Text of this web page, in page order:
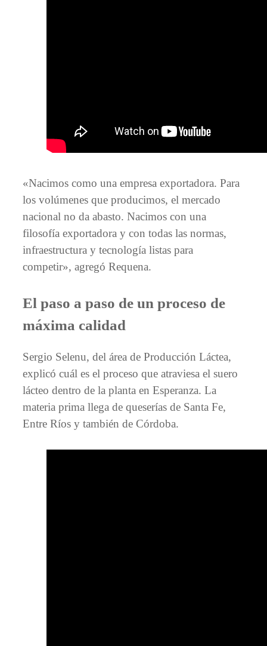
«Nacimos como una empresa exportadora. Para
los volúmenes que producimos, el mercado
nacional no da abasto. Nacimos con una
filosofía exportadora y con todas las normas,
infraestructura y tecnología listas para
competir», agregó Requena.
El paso a paso de un proceso de
máxima calidad
Sergio Selenu, del área de Producción Láctea,
explicó cuál es el proceso que atraviesa el suero
lácteo dentro de la planta en Esperanza. La
materia prima llega de queserías de Santa Fe,
Entre Ríos y también de Córdoba.